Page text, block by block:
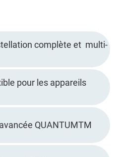
complète et multi-
pour les appareils
QUANTUMTM